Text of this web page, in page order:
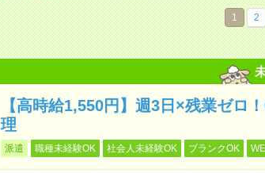
1 2
【高時給1,550円】週3日×残業ゼロ
理
派遣 職種未経験OK 社会人未経験OK ブランクOK